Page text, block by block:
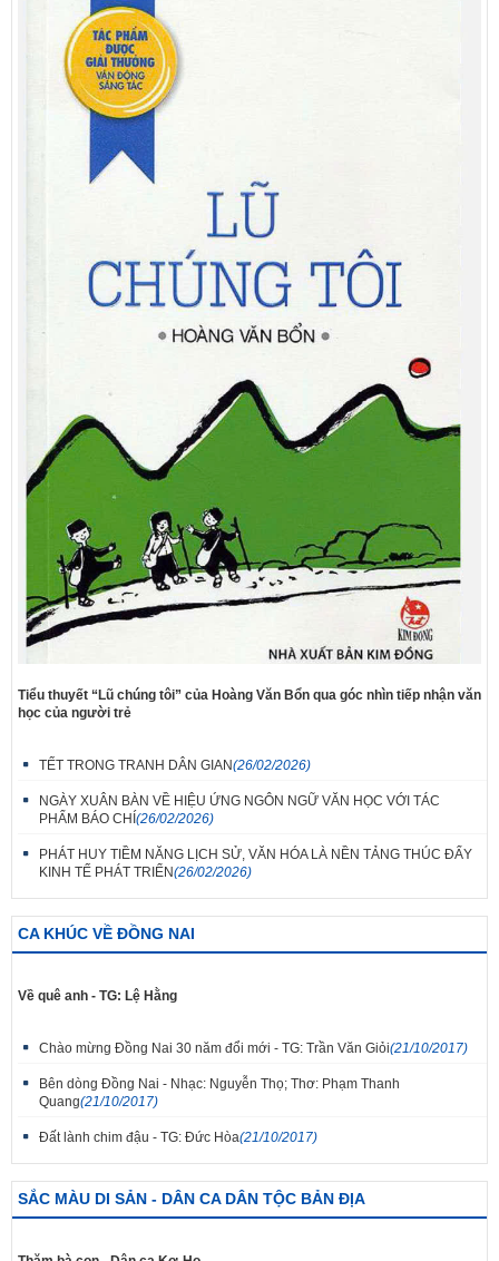
Tiểu thuyết “Lũ chúng tôi” của Hoàng Văn Bổn qua góc nhìn tiếp nhận văn
học của người trẻ
TẾT TRONG TRANH DÂN GIAN(26/02/2026)
NGÀY XUÂN BÀN VỀ HIỆU ỨNG NGÔN NGỮ VĂN HỌC VỚI TÁC
PHẨM BÁO CHÍ (26/02/2026)
PHÁT HUY TIỀM NĂNG LỊCH SỬ, VĂN HÓA LÀ NỀN TẢNG THÚC ĐẨY
KINH TẾ PHÁT TRIỂN(26/02/2026)
CA KHÚC VỀ ĐỒNG NAI
Về quê anh - TG: Lệ Hằng
Chào mừng Đồng Nai 30 năm đổi mới - TG: Trần Văn Giỏi(21/10/2017)
Bên dòng Đồng Nai - Nhạc: Nguyễn Thọ; Thơ: Phạm Thanh
Quang(21/10/2017)
Đất lành chim đậu - TG: Đức Hòa(21/10/2017)
SẮC MÀU DI SẢN - DÂN CA DÂN TỘC BẢN ĐỊA